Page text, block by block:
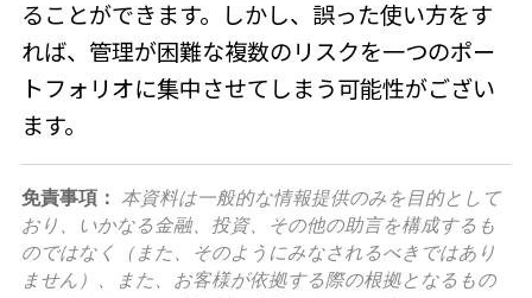
ることができます。しかし、誤った使い方をす
れば、管理が困難な複数のリスクを一つのポー
トフォリオに集中させてしまう可能性がござい
ます。
免責事項：
本資料は一般的な情報提供のみを目的として
おり、いかなる金融、投資、その他の助言を構成するも
のではなく（また、そのようにみなされるべきではあり
ません）、また、お客様が依拠する際の根拠となるもの